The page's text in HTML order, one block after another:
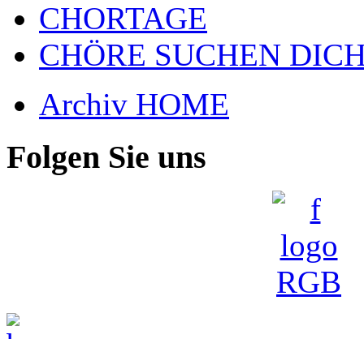
CHORTAGE
CHÖRE SUCHEN
Archiv HOME
Folgen Sie uns